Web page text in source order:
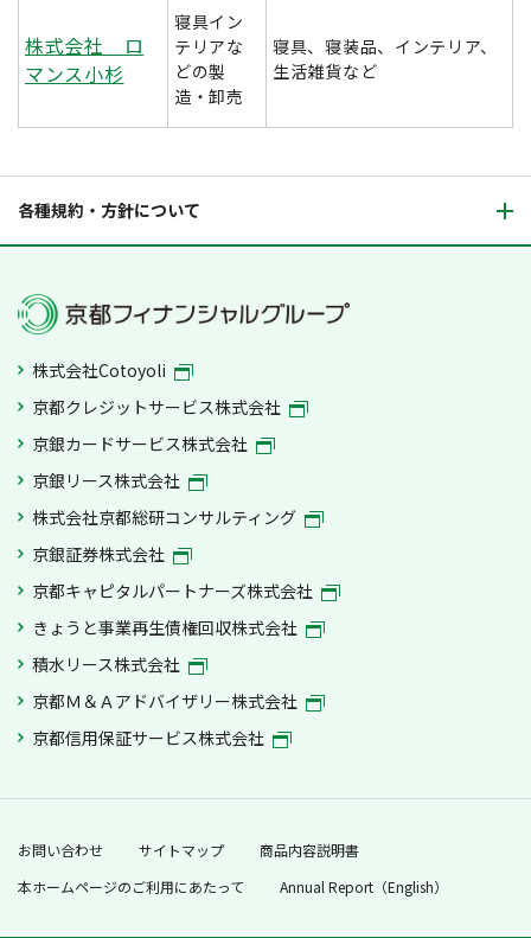
株式会社 ロ
マンス小杉
寝具イン
テリアな
どの製
造・卸売
寝具、寝装品、インテリア、
生活雑貨など
各種規約・方針について
株式会社Cotoyoli
京都クレジットサービス株式会社
京銀カードサービス株式会社
京銀リース株式会社
株式会社京都総研コンサルティング
京銀証券株式会社
京都キャピタルパートナーズ株式会社
きょうと事業再生債権回収株式会社
積水リース株式会社
京都Ｍ＆Ａアドバイザリー株式会社
京都信用保証サービス株式会社
お問い合わせ サイトマップ
商品内容説明書
本ホームページのご利用にあたって
Annual Report（English）